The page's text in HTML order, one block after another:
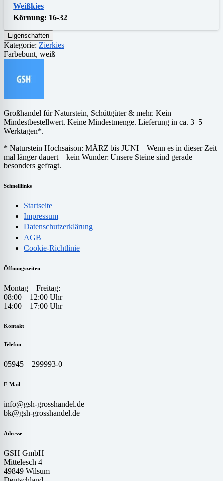
Weißkies
Körnung: 16-32
Eigenschaften
Kategorie: Zierkies
Farbebunt, weiß
Großhandel für Naturstein, Schüttgüter & mehr. Kein
Mindestbestellwert. Keine Mindestmenge. Lieferung in ca. 3–5
Werktagen*.
* Naturstein Hochsaison: MÄRZ bis JUNI – Wenn es in dieser Zeit
mal länger dauert – kein Wunder: Unsere Steine sind gerade
besonders gefragt.
Schnelllinks
Startseite
Impressum
Datenschutzerklärung
AGB
Cookie-Richtlinie
Öffnungszeiten
Montag – Freitag:
08:00 – 12:00 Uhr
14:00 – 17:00 Uhr
Kontakt
Telefon
05945 – 299993-0
E-Mail
info@gsh-grosshandel.de
bk@gsh-grosshandel.de
Adresse
GSH GmbH
Mittelesch 4
49849 Wilsum